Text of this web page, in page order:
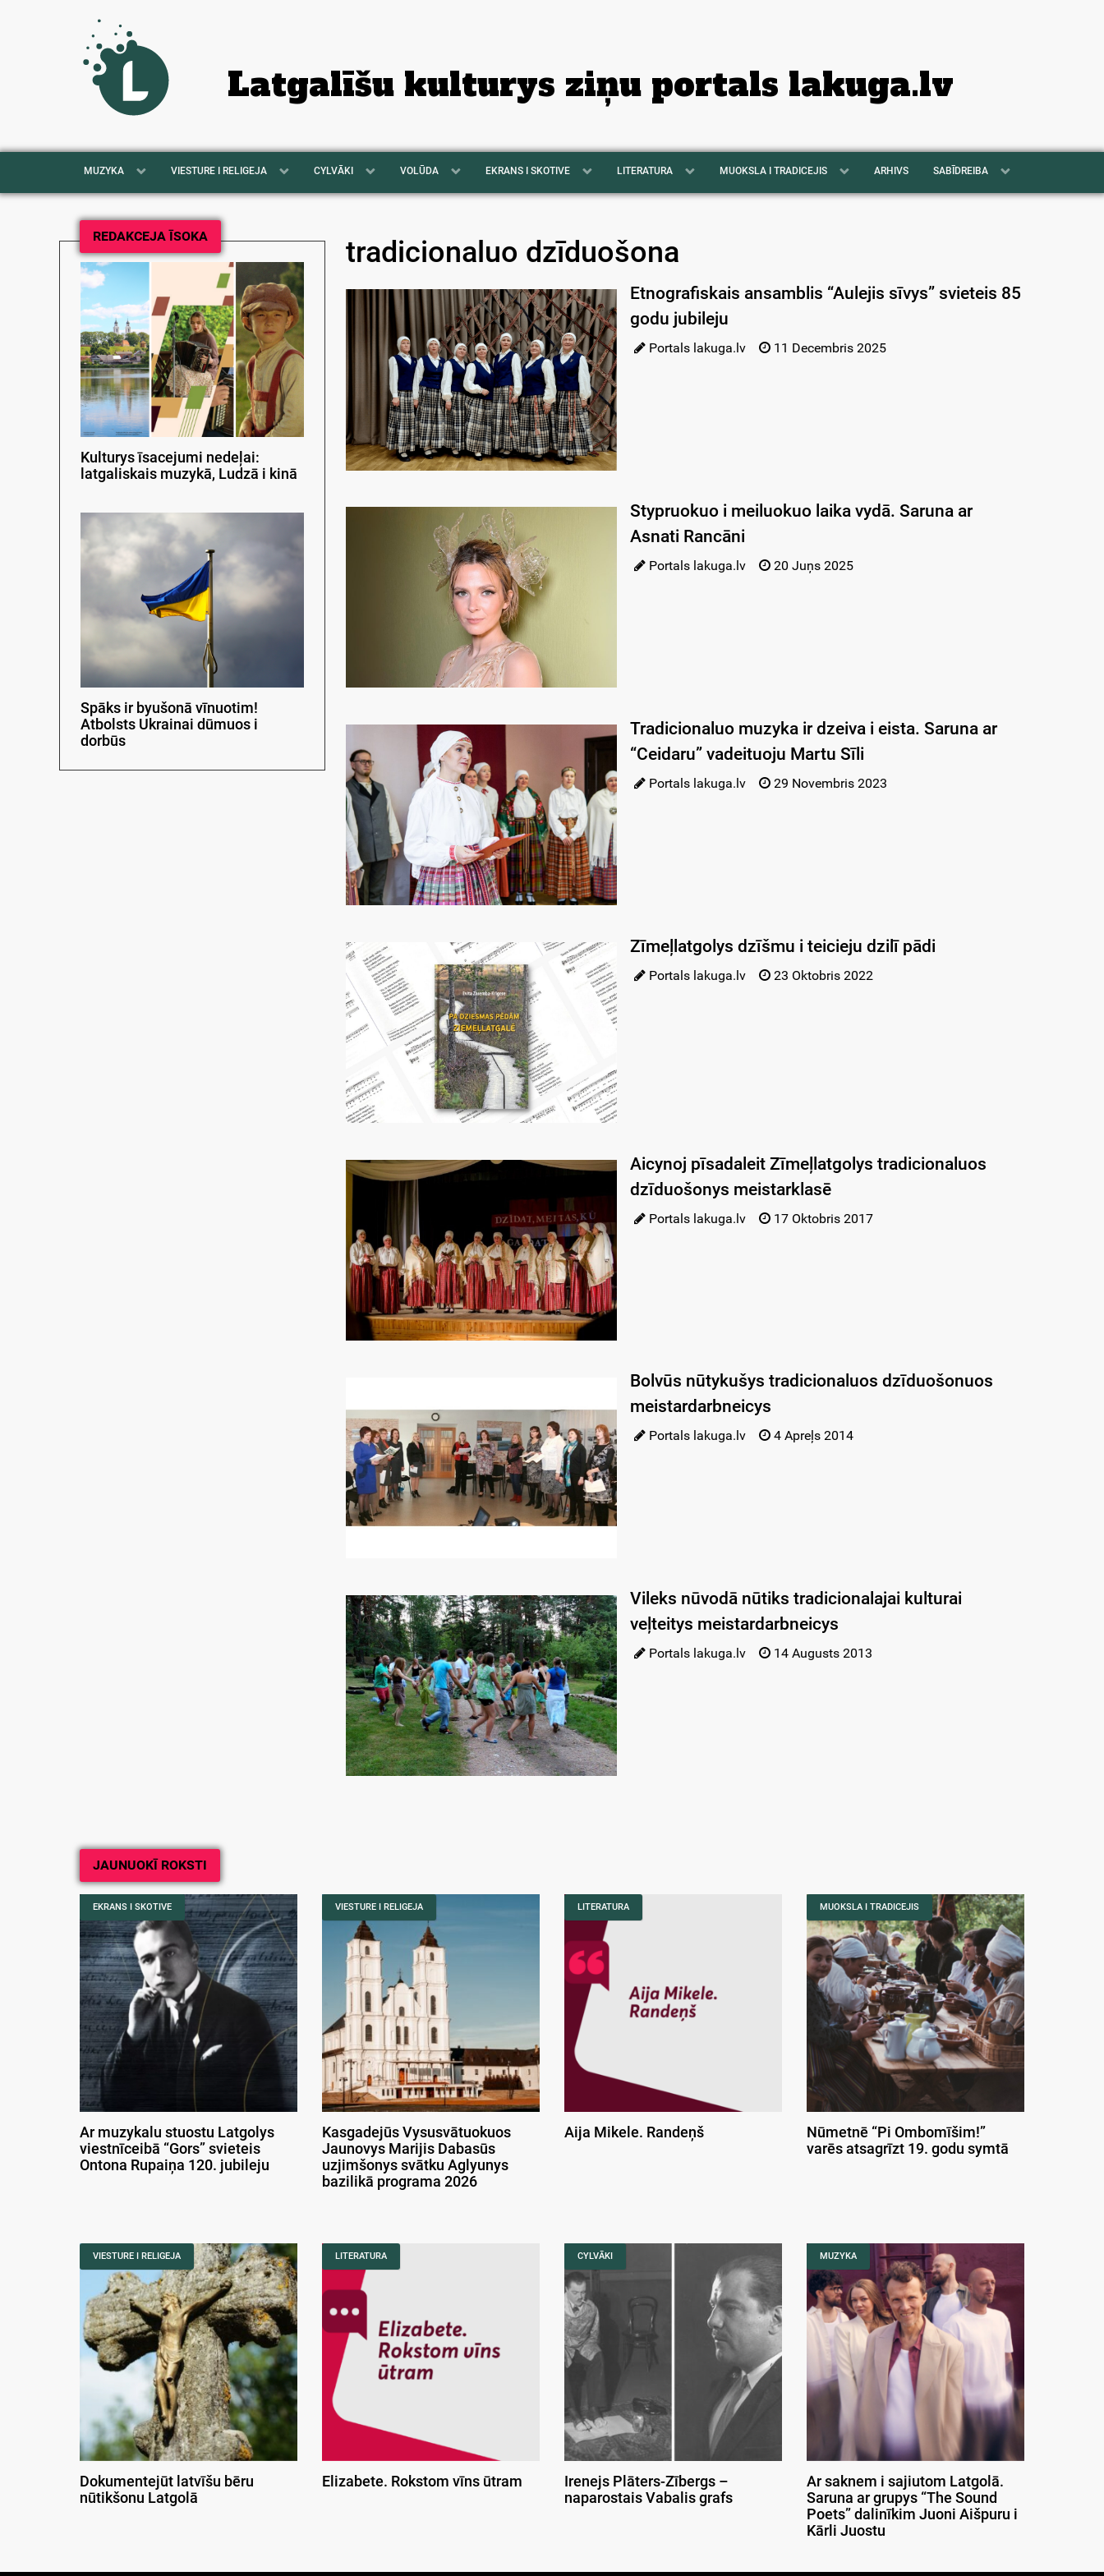
Latgalīšu kulturys ziņu portals lakuga.lv
MUZYKA VIESTURE I RELIGEJA CYLVĀKI VOLŪDA EKRANS I SKOTIVE LITERATURA MUOKSLA I TRADICEJIS ARHIVS SABĪDREIBA
REDAKCEJA ĪSOKA
Kulturys īsacejumi nedeļai:
latgaliskais muzykā, Ludzā i kinā
Spāks ir byušonā vīnuotim!
Atbolsts Ukrainai dūmuos i
dorbūs
tradicionaluo dzīduošona
Etnografiskais ansamblis “Aulejis sīvys” svieteis 85
godu jubileju
Portals lakuga.lv 11 Decembris 2025
Stypruokuo i meiluokuo laika vydā. Saruna ar
Asnati Rancāni
Portals lakuga.lv 20 Juņs 2025
Tradicionaluo muzyka ir dzeiva i eista. Saruna ar
“Ceidaru” vadeituoju Martu Sīli
Portals lakuga.lv 29 Novembris 2023
Zīmeļlatgolys dzīšmu i teicieju dzilī pādi
Portals lakuga.lv 23 Oktobris 2022
Aicynoj pīsadaleit Zīmeļlatgolys tradicionaluos
dzīduošonys meistarklasē
Portals lakuga.lv 17 Oktobris 2017
Bolvūs nūtykušys tradicionaluos dzīduošonuos
meistardarbneicys
Portals lakuga.lv 4 Apreļs 2014
Vileks nūvodā nūtiks tradicionalajai kulturai
veļteitys meistardarbneicys
Portals lakuga.lv 14 Augusts 2013
JAUNUOKĪ ROKSTI
EKRANS I SKOTIVE
Ar muzykalu stuostu Latgolys
viestnīceibā “Gors” svieteis
Ontona Rupaiņa 120. jubileju
VIESTURE I RELIGEJA
Kasgadejūs Vysusvātuokuos
Jaunovys Marijis Dabasūs
uzjimšonys svātku Aglyunys
bazilikā programa 2026
LITERATURA
Aija Mikele. Randeņš
MUOKSLA I TRADICEJIS
Nūmetnē “Pi Ombomīšim!”
varēs atsagrīzt 19. godu symtā
VIESTURE I RELIGEJA
Dokumentejūt latvīšu bēru
nūtikšonu Latgolā
LITERATURA
Elizabete. Rokstom vīns ūtram
CYLVĀKI
Irenejs Plāters-Zībergs –
naparostais Vabalis grafs
MUZYKA
Ar saknem i sajiutom Latgolā.
Saruna ar grupys “The Sound
Poets” dalinīkim Juoni Aišpuru i
Kārli Juostu